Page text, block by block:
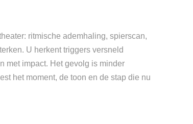
ritmische ademhaling, spierscan,
U herkent triggers versneld
met impact. Het gevolg is minder
het moment, de toon en de stap die nu